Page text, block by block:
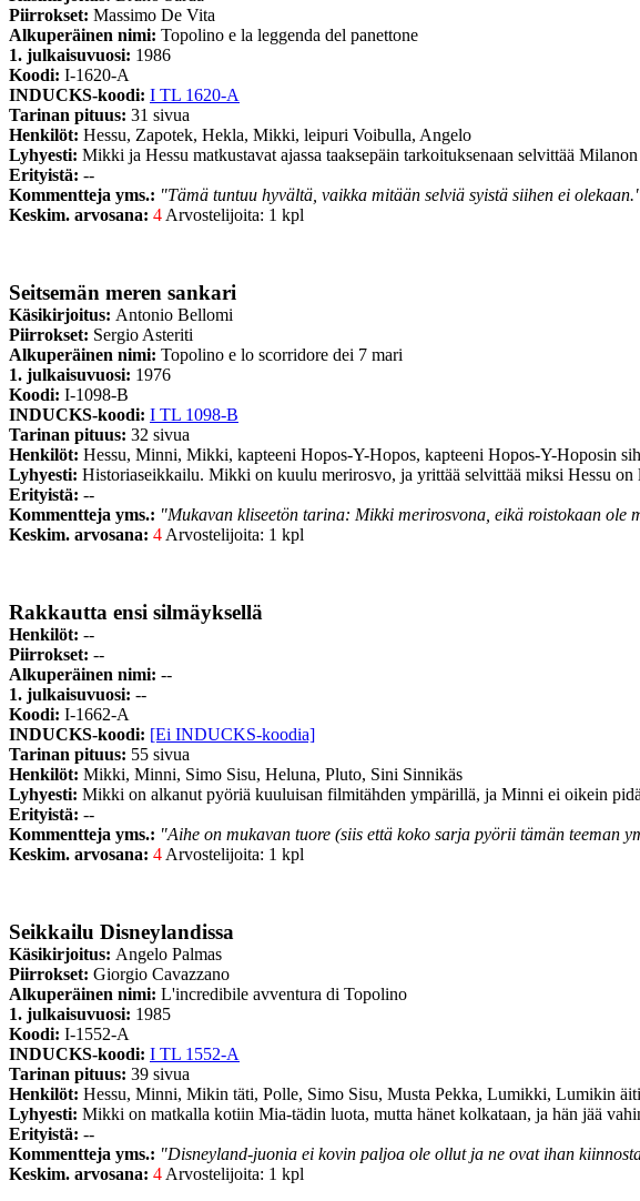
Piirrokset: Massimo De Vita
Alkuperäinen nimi: Topolino e la leggenda del panettone
1. julkaisuvuosi: 1986
Koodi: I-1620-A
INDUCKS-koodi: I TL 1620-A
Tarinan pituus: 31 sivua
Henkilöt: Hessu, Zapotek, Hekla, Mikki, leipuri Voibulla, Angelo
Lyhyesti: Mikki ja Hessu matkustavat ajassa taaksepäin tarkoituksenaan selvittää
Erityistä: --
Kommentteja yms.: "Tämä tuntuu hyvältä, vaikka mitään selviä syistä siihen ei
Keskim. arvosana: 4 Arvostelijoita: 1 kpl
Seitsemän meren sankari
Käsikirjoitus: Antonio Bellomi
Piirrokset: Sergio Asteriti
Alkuperäinen nimi: Topolino e lo scorridore dei 7 mari
1. julkaisuvuosi: 1976
Koodi: I-1098-B
INDUCKS-koodi: I TL 1098-B
Tarinan pituus: 32 sivua
Henkilöt: Hessu, Minni, Mikki, kapteeni Hopos-Y-Hopos, kapteeni Hopos-Y-Hoposin
Lyhyesti: Historiaseikkailu. Mikki on kuulu merirosvo, ja yrittää selvittää miksi Hessu on
Erityistä: --
Kommentteja yms.: "Mukavan kliseetön tarina: Mikki merirosvona, eikä roistokaan ole
Keskim. arvosana: 4 Arvostelijoita: 1 kpl
Rakkautta ensi silmäyksellä
Henkilöt: --
Piirrokset: --
Alkuperäinen nimi: --
1. julkaisuvuosi: --
Koodi: I-1662-A
INDUCKS-koodi: [Ei INDUCKS-koodia]
Tarinan pituus: 55 sivua
Henkilöt: Mikki, Minni, Simo Sisu, Heluna, Pluto, Sini Sinnikäs
Lyhyesti: Mikki on alkanut pyöriä kuuluisan filmitähden ympärillä, ja Minni ei oikein
Erityistä: --
Kommentteja yms.: "Aihe on mukavan tuore (siis että koko sarja pyörii tämän teeman
Keskim. arvosana: 4 Arvostelijoita: 1 kpl
Seikkailu Disneylandissa
Käsikirjoitus: Angelo Palmas
Piirrokset: Giorgio Cavazzano
Alkuperäinen nimi: L'incredibile avventura di Topolino
1. julkaisuvuosi: 1985
Koodi: I-1552-A
INDUCKS-koodi: I TL 1552-A
Tarinan pituus: 39 sivua
Henkilöt: Hessu, Minni, Mikin täti, Polle, Simo Sisu, Musta Pekka, Lumikki, Lumikin
Lyhyesti: Mikki on matkalla kotiin Mia-tädin luota, mutta hänet kolkataan, ja hän jää
Erityistä: --
Kommentteja yms.: "Disneyland-juonia ei kovin paljoa ole ollut ja ne ovat ihan
Keskim. arvosana: 4 Arvostelijoita: 1 kpl